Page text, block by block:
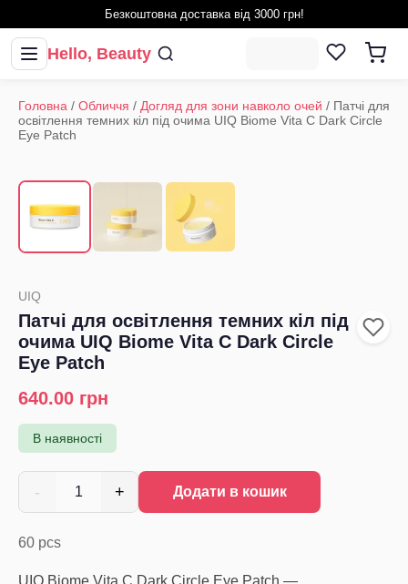
Безкоштовна доставка від 3000 грн!
Hello, Beauty
Головна / Обличчя / Догляд для зони навколо очей / Патчі для
освітлення темних кіл під очима UIQ Biome Vita C Dark Circle
Eye Patch
UIQ
Патчі для освітлення темних кіл під
очима UIQ Biome Vita C Dark Circle
Eye Patch
640.00 грн
В наявності
- 1 + Додати в кошик
60 pcs
UIQ Biome Vita C Dark Circle Eye Patch —